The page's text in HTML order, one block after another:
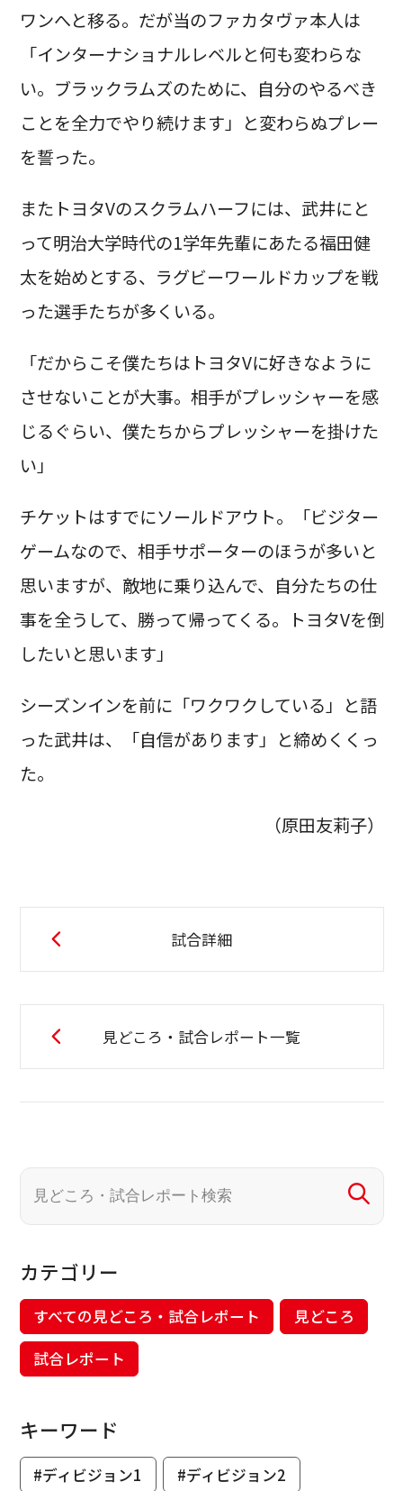
ワンへと移る。だが当のファカタヴァ本人は
「インターナショナルレベルと何も変わらな
い。ブラックラムズのために、自分のやるべき
ことを全力でやり続けます」と変わらぬプレー
を誓った。
またトヨタVのスクラムハーフには、武井にと
って明治大学時代の1学年先輩にあたる福田健
太を始めとする、ラグビーワールドカップを戦
った選手たちが多くいる。
「だからこそ僕たちはトヨタVに好きなように
させないことが大事。相手がプレッシャーを感
じるぐらい、僕たちからプレッシャーを掛けた
い」
チケットはすでにソールドアウト。「ビジター
ゲームなので、相手サポーターのほうが多いと
思いますが、敵地に乗り込んで、自分たちの仕
事を全うして、勝って帰ってくる。トヨタVを倒
したいと思います」
シーズンインを前に「ワクワクしている」と語
った武井は、「自信があります」と締めくくっ
た。
（原田友莉子）
試合詳細
見どころ・試合レポート一覧
カテゴリー
すべての見どころ・試合レポート
見どころ
試合レポート
キーワード
#ディビジョン1 #ディビジョン2